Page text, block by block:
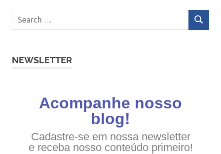
NEWSLETTER
Acompanhe nosso
blog!
Cadastre-se em nossa newsletter
e receba nosso conteúdo primeiro!